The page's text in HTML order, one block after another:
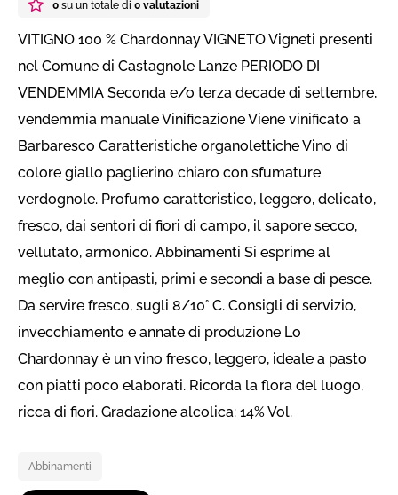
0 su un totale di 0 valutazioni
VITIGNO 100 % Chardonnay VIGNETO Vigneti presenti
nel Comune di Castagnole Lanze PERIODO DI
VENDEMMIA Seconda e/o terza decade di settembre,
vendemmia manuale Vinificazione Viene vinificato a
Barbaresco Caratteristiche organolettiche Vino di
colore giallo paglierino chiaro con sfumature
verdognole. Profumo caratteristico, leggero, delicato,
fresco, dai sentori di fiori di campo, il sapore secco,
vellutato, armonico. Abbinamenti Si esprime al
meglio con antipasti, primi e secondi a base di pesce.
Da servire fresco, sugli 8/10° C. Consigli di servizio,
invecchiamento e annate di produzione Lo
Chardonnay è un vino fresco, leggero, ideale a pasto
con piatti poco elaborati. Ricorda la flora del luogo,
ricca di fiori. Gradazione alcolica: 14% Vol.
Abbinamenti